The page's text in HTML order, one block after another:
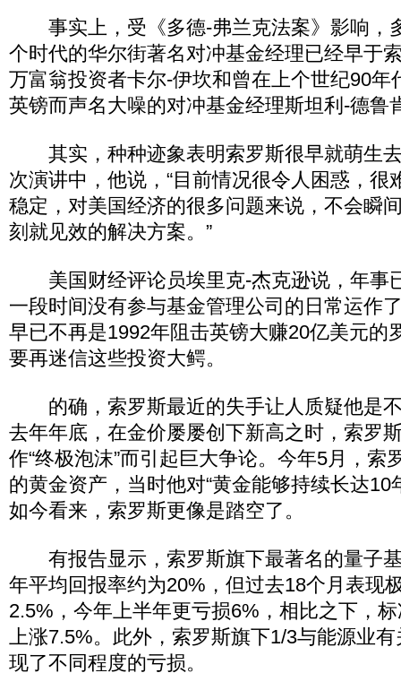
事实上，受《多德-弗兰克法案》影响，
个时代的华尔街著名对冲基金经理已经早于
万富翁投资者卡尔-伊坎和曾在上个世纪90年
英镑而声名大噪的对冲基金经理斯坦利-德鲁
其实，种种迹象表明索罗斯很早就萌生
次演讲中，他说，“目前情况很令人困惑，很
稳定，对美国经济的很多问题来说，不会瞬
刻就见效的解决方案。”
美国财经评论员埃里克-杰克逊说，年事
一段时间没有参与基金管理公司的日常运作
早已不再是1992年阻击英镑大赚20亿美元的
要再迷信这些投资大鳄。
的确，索罗斯最近的失手让人质疑他是
去年年底，在金价屡屡创下新高之时，索罗
作“终极泡沫”而引起巨大争论。今年5月，索
的黄金资产，当时他对“黄金能够持续长达10
如今看来，索罗斯更像是踏空了。
有报告显示，索罗斯旗下最著名的量子
年平均回报率约为20%，但过去18个月表现
2.5%，今年上半年更亏损6%，相比之下，
上涨7.5%。此外，索罗斯旗下1/3与能源业
现了不同程度的亏损。